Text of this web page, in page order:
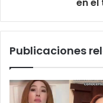
Publicaciones